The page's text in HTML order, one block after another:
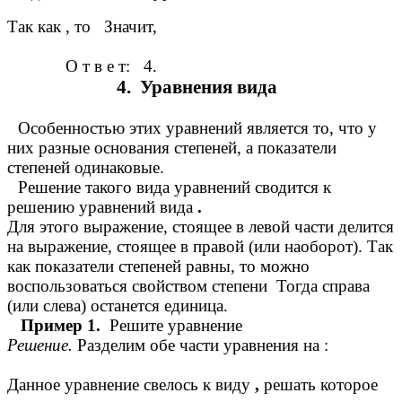
Так как , то Значит,
О т в е т: 4.
4. Уравнения вида
Особенностью этих уравнений является то, что у
них разные основания степеней, а показатели
степеней одинаковые.
Решение такого вида уравнений сводится к
решению уравнений вида .
Для этого выражение, стоящее в левой части делится
на выражение, стоящее в правой (или наоборот). Так
как показатели степеней равны, то можно
воспользоваться свойством степени Тогда справа
(или слева) останется единица.
Пример 1. Решите уравнение
Решение. Разделим обе части уравнения на :
Данное уравнение свелось к виду , решать которое